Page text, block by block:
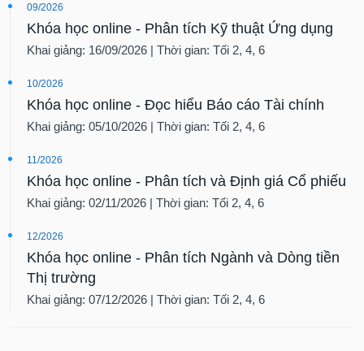
09/2026
Khóa học online - Phân tích Kỹ thuật Ứng dụng
Khai giảng: 16/09/2026 | Thời gian: Tối 2, 4, 6
10/2026
Khóa học online - Đọc hiểu Báo cáo Tài chính
Khai giảng: 05/10/2026 | Thời gian: Tối 2, 4, 6
11/2026
Khóa học online - Phân tích và Định giá Cổ phiếu
Khai giảng: 02/11/2026 | Thời gian: Tối 2, 4, 6
12/2026
Khóa học online - Phân tích Ngành và Dòng tiền
Thị trường
Khai giảng: 07/12/2026 | Thời gian: Tối 2, 4, 6